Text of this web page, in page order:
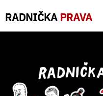
RADNIČKA PRAVA